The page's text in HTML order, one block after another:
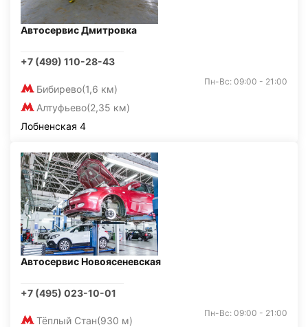
Автосервис Дмитровка
+7 (499) 110-28-43
Бибирево(1,6 км)
Алтуфьево(2,35 км)
Пн-Вс: 09:00 - 21:00
Лобненская 4
Автосервис Новоясеневская
+7 (495) 023-10-01
Тёплый Стан(930 м)
Пн-Вс: 09:00 - 21:00